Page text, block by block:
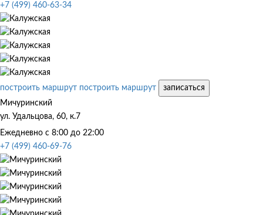
+7 (499) 460-63-34
построить маршрут построить маршрут
записаться
Мичуринский
ул. Удальцова, 60, к.7
Ежедневно с 8:00 до 22:00
+7 (499) 460-69-76